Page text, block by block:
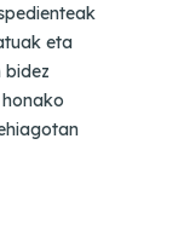
eta
bidez